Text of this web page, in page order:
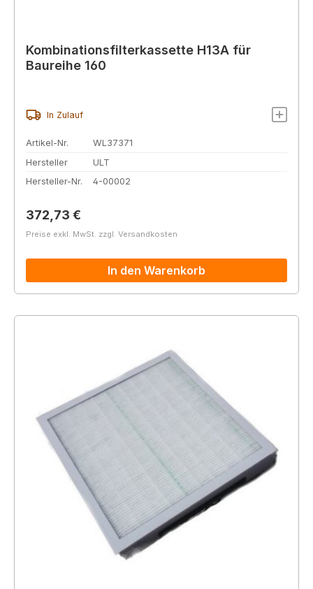
Kombinationsfilterkassette H13A für
Baureihe 160
In Zulauf
Artikel-Nr.
WL37371
Hersteller
ULT
Hersteller-Nr.
4-00002
Regulärer Preis:
372,73 €
Preise exkl. MwSt. zzgl. Versandkosten
In den Warenkorb